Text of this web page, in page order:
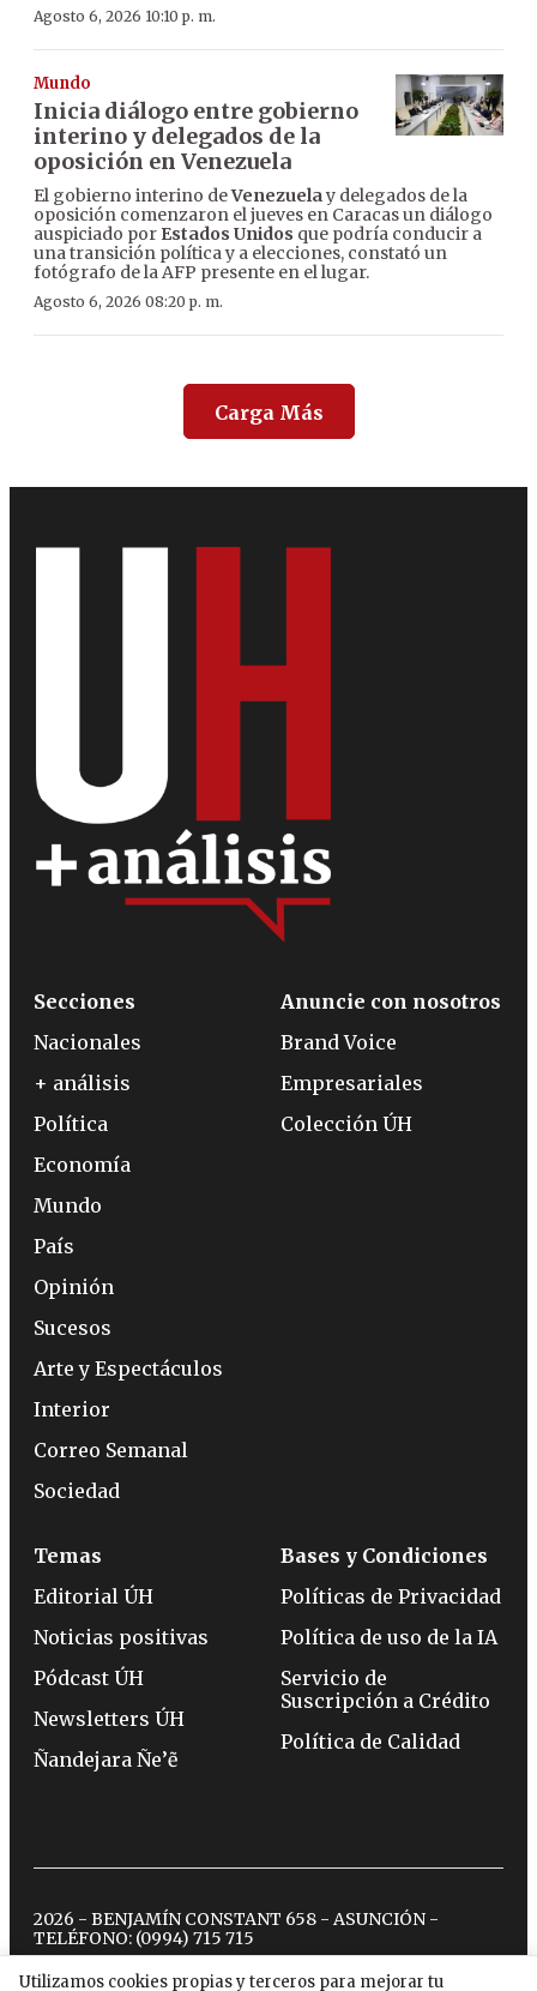
Agosto 6, 2026 10:10 p. m.
Mundo
Inicia diálogo entre gobierno
interino y delegados de la
oposición en Venezuela
El gobierno interino deVenezuelay delegados de la
oposición comenzaron el jueves en Caracas un diálogo
auspiciado por Estados Unidos que podría conducir a
una transición política y a elecciones, constató un
fotógrafo de la AFP presente en el lugar.
Agosto 6, 2026 08:20 p. m.
Carga Más
Utilizamos cookies propias y terceros para mejorar tu
Secciones
Nacionales
+ análisis
Política
Economía
Mundo
País
Opinión
Sucesos
Arte y Espectáculos
Interior
Correo Semanal
Sociedad
Anuncie con nosotros
Brand Voice
Empresariales
Colección ÚH
Temas
Editorial ÚH
Noticias positivas
Pódcast ÚH
Newsletters ÚH
Ñandejara Ñe’ẽ
Bases y Condiciones
Políticas de Privacidad
Política de uso de la IA
Servicio de
Suscripción a Crédito
Política de Calidad
2026 - BENJAMÍN CONSTANT 658 - ASUNCIÓN -
TELÉFONO: (0994) 715 715